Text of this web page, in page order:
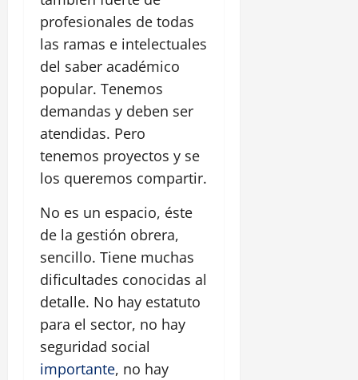
profesionales de todas
las ramas e intelectuales
del saber académico
popular. Tenemos
demandas y deben ser
atendidas. Pero
tenemos proyectos y se
los queremos compartir.
No es un espacio, éste
de la gestión obrera,
sencillo. Tiene muchas
dificultades conocidas al
detalle. No hay estatuto
para el sector, no hay
seguridad social
importante, no hay